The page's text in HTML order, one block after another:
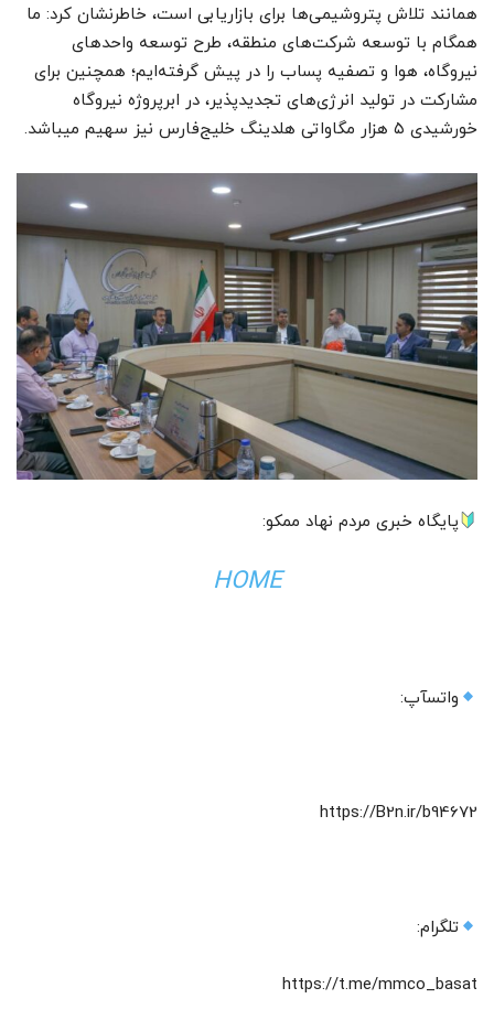
همانند تلاش پتروشیمی‌ها برای بازاریابی است، خاطرنشان کرد: ما
همگام با توسعه شرکت‌های منطقه، طرح توسعه واحدهای
نیروگاه، هوا و تصفیه پساب را در پیش گرفته‌ایم؛ همچنین برای
مشارکت در تولید انرژی‌های تجدیدپذیر، در ابرپروژه نیروگاه
خورشیدی ۵ هزار مگاواتی هلدینگ خلیج‌فارس نیز سهیم میباشد.
پایگاه خبری مردم نهاد ممکو:
HOME
واتسآپ:
https://B2n.ir/b94672
تلگرام:
https://t.me/mmco_basat